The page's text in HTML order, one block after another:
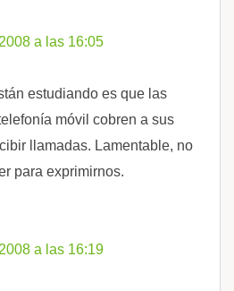
a las 16:05
estudiando es que las
móvil cobren a sus
llamadas. Lamentable, no
para exprimirnos.
a las 16:19